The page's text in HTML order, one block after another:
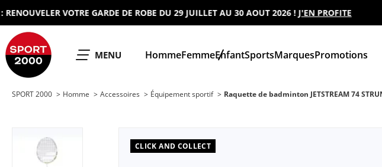
VOTRE GARDE DE ROBE DU 29 JUILLET AU 30 AOUT 2026 !J'EN PROFITE
OUVRIR LE
MENU HommeFemmeEnfantSportsMarquesPromotions
SPORT 2000 Homme Accessoires Équipement sportif Raquette de badminton JETSTREAM 74
CLICK AND COLLECT